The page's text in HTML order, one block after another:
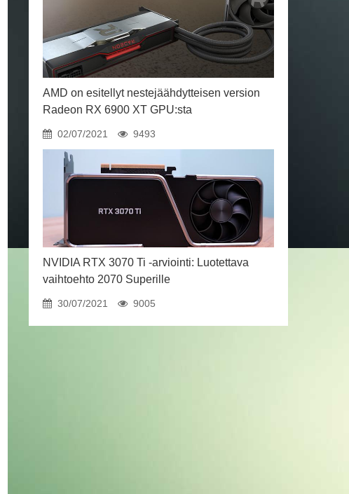
AMD on esitellyt nestejäähdytteisen version
Radeon RX 6900 XT GPU:sta
02/07/2021 9493
NVIDIA RTX 3070 Ti -arviointi: Luotettava
vaihtoehto 2070 Superille
30/07/2021 9005